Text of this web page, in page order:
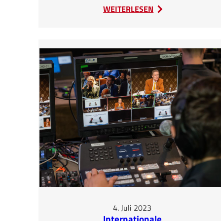
WEITERLESEN
:
Schulung
bei
SEDA
4. Juli 2023